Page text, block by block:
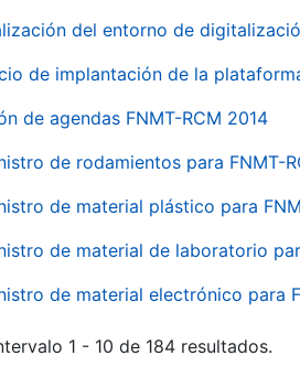
del entorno de
de implantación de la
de agendas FNMT-RCM 2014
de rodamientos para FNMT-
de material plástico para
de material de laboratorio
de material electrónico para
1 - 10 de 184 resultados.